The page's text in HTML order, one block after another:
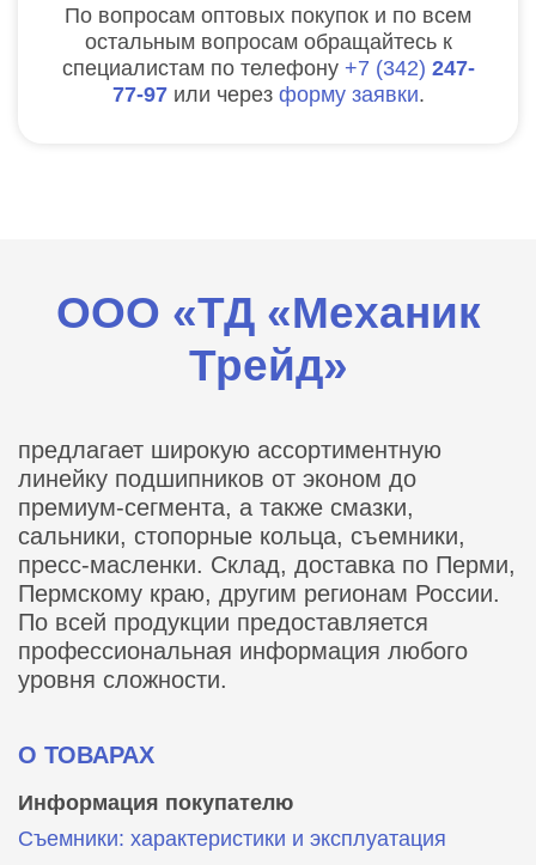
По вопросам оптовых покупок и по всем
остальным вопросам обращайтесь к
специалистам по телефону
7 342 247-
77-97 или через форму заявки.
ООО «ТД «Механик
Трейд»
предлагает широкую ассортиментную
линейку подшипников от эконом до
премиум-сегмента, а также смазки,
сальники, стопорные кольца, съемники,
пресс-масленки. Склад, доставка по Перми,
Пермскому краю, другим регионам России.
По всей продукции предоставляется
профессиональная информация любого
уровня сложности.
О ТОВАРАХ
Информация покупателю
Съемники: характеристики и эксплуатация